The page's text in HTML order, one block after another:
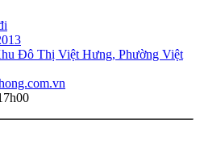
Đô Thị Việt Hưng, Phường Việt